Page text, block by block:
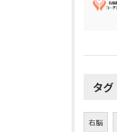
タグ
右脳